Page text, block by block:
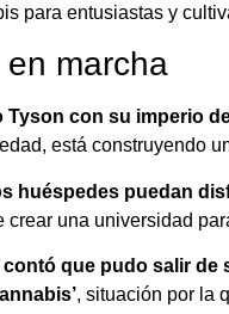
para entusiastas y
marcha
Tyson con su imperio
está construyendo
huéspedes puedan
crear una universidad
contó que pudo salir
, situación por la